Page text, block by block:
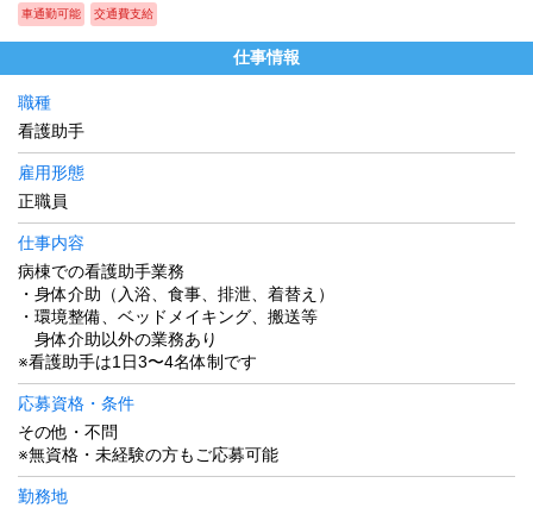
車通勤可能 交通費支給
仕事情報
職種
看護助手
雇用形態
正職員
仕事内容
病棟での看護助手業務
・身体介助（入浴、食事、排泄、着替え）
・環境整備、ベッドメイキング、搬送等
身体介助以外の業務あり
※看護助手は1日3〜4名体制です
応募資格・条件
その他・不問
※無資格・未経験の方もご応募可能
勤務地